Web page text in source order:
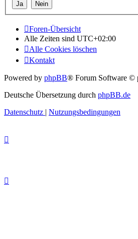
Foren-Übersicht
Alle Zeiten sind UTC+02:00
Alle Cookies löschen
Kontakt
Powered by phpBB® Forum Software ©
Deutsche Übersetzung durch phpBB.de
Datenschutz | Nutzungsbedingungen